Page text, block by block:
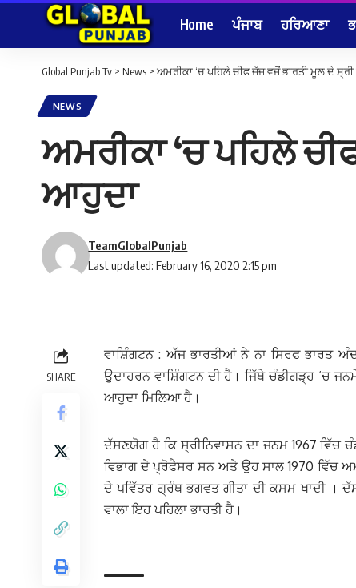
Home ਪੰਜਾਬ ਹਰਿਆਣਾ
Global Punjab Tv > News > ਅਮਰੀਕਾ ‘ਚ ਪਹਿਲੇ ਚੀਫ ਜੱਜ ਵਜੋਂ ਭਾਰਤੀ ਮੂਲ ਦੇ
NEWS
ਅਮਰੀਕਾ ‘ਚ ਪਹਿਲੇ
ਆਹੁਦਾ
Last updated: February 16, 2020 2:15 pm
TeamGlobalPunjab
SHARE
ਵਾਸ਼ਿੰਗਟਨ : ਅੱਜ ਭਾਰਤੀਆਂ ਨੇ ਨਾ ਸਿਰਫ ਭਾਰਤ
ਉਦਾਹਰਨ ਵਾਸ਼ਿੰਗਟਨ ਦੀ ਹੈ। ਜਿੱਥੇ ਚੰਡੀਗੜ੍ਹ ‘ਚ
ਆਹੁਦਾ ਮਿਲਿਆ ਹੈ।
ਦੱਸਣਯੋਗ ਹੈ ਕਿ ਸ੍ਰੀਨਿਵਾਸਨ ਦਾ ਜਨਮ 1967 ਵਿੱਚ
ਵਿਭਾਗ ਦੇ ਪ੍ਰੋਫੈਸਰ ਸਨ ਅਤੇ ਉਹ ਸਾਲ 1970 ਵਿੱਚ
ਦੇ ਪਵਿੱਤਰ ਗ੍ਰੰਥ ਭਗਵਤ ਗੀਤਾ ਦੀ ਕਸਮ ਖਾਦੀ ।
ਵਾਲਾ ਇਹ ਪਹਿਲਾ ਭਾਰਤੀ ਹੈ।